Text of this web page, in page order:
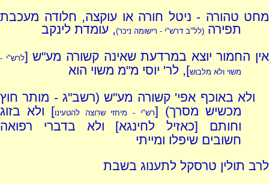
מחט טהורה - ניטל חורה או עוקצה, חלודה מעכבת
תפירה(לל"ב דרש"י - רישומה ניכר), עומדת לינקב
אין החמור יוצא במרדעת שאינה קשורה מע"ש [לרש"י -
משוי ולא מלבוש], לר' יוסי מ"מ משוי הוא
ולא באוכף אפי' קשורה מע"ש (רשב"ג - מותר חוץ
מכשיש מסרך) [רש"י - מיחזי שרוצה להטעינו] ולא בזוג
וחותם [כאזיל לחינגא] ולא בדברי רפואה
חשובים שיפלו ומייתי
לרב תולין טרסקל לתענוג בשבת